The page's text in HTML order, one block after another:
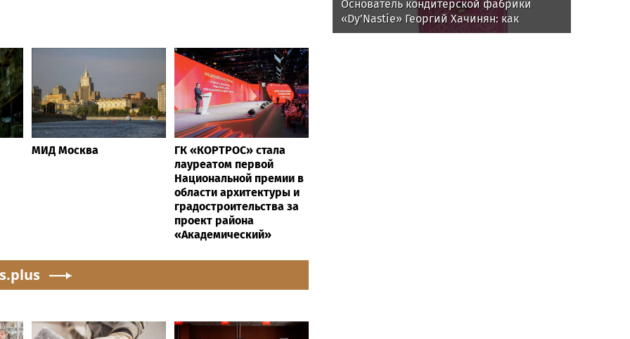
МИД Москва
ГК «КОРТРОС» стала
лауреатом первой
Национальной премии в
области архитектуры и
градостроительства за
проект района
«Академический»
Основатель кондитерской фабрики
«Dy’Nastie» Георгий Хачинян: как
необычные добавки в шоколаде реально